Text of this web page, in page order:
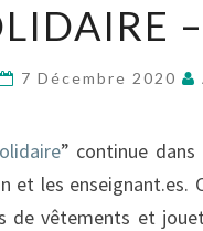
7 Décembre 2020
” continue
et les enseignant.es.
de vêtements et